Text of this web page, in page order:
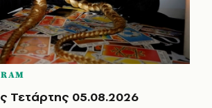
Τετάρτης 05.08.2026